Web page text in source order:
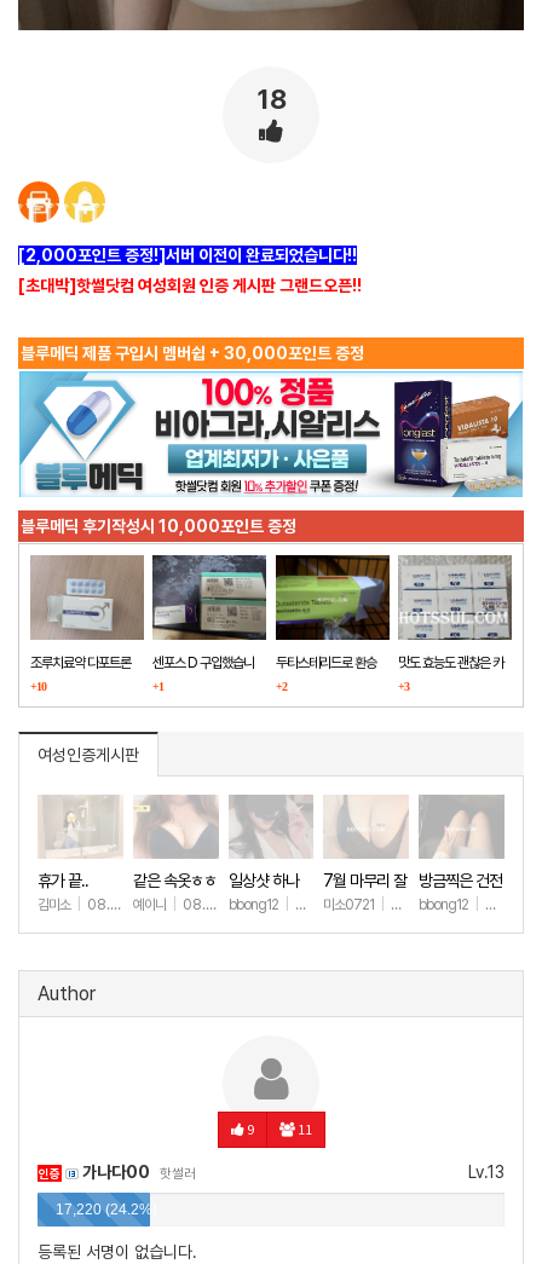
18
[2,000포인트 증정!]서버 이전이 완료되었습니다!!
[초대박]핫썰닷컴 여성회원 인증 게시판 그랜드오픈!!
블루메딕 제품 구입시 멤버쉽 + 30,000포인트 증정
블루메딕 후기작성시 10,000포인트 증정
조루치료약 다포트론
구매했습니다
+10
센포스 D 구입했습니
다
+1
두타스테리드로 환승
+2
맛도 효능도 괜찮은 카
마그라
+3
여성인증게시판
휴가 끝..
김미소 08.07 +174
같은 속옷ㅎㅎ
예이니 08.04 +69
일상샷 하나
bbong12 07.31+90
7월 마무리 잘
하세요🫶
미소0721 07.31+259
방금찍은 건전
한 일상샷
bbong12 07.28
Author
9 11
Lv.13
인증 가나다00 핫썰러
17,220 (24.2%)
등록된 서명이 없습니다.